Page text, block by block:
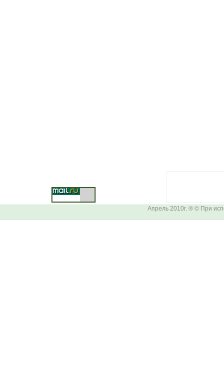
Апрель 2010г. ® © При